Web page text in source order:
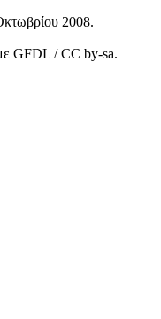
2008.
GFDL / CC by-sa.